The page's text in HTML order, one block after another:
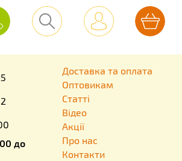
до
Доставка та оплата
Оптовикам
Статті
Відео
Акції
Про нас
Контакти